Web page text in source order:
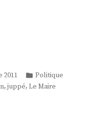
2011
Publié
dans
Politique
, juppé, Le Maire